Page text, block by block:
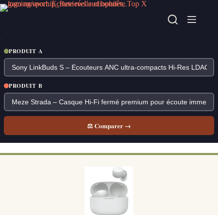
Passer
au
PRODUIT A
PRODUIT B
⚖ Comparer →